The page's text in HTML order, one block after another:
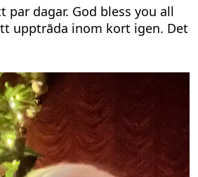
par dagar. God bless you all
upptrāda inom kort igen. Det